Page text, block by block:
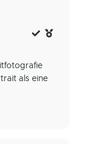
als eine